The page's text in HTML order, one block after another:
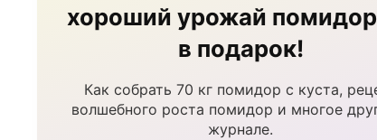
хороший урожай
в подарок!
Как собрать 70 кг помидор с куста,
волшебного роста помидор и многое
журнале.